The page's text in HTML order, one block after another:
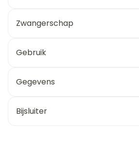
Zwangerschap
Gebruik
Gegevens
Bijsluiter